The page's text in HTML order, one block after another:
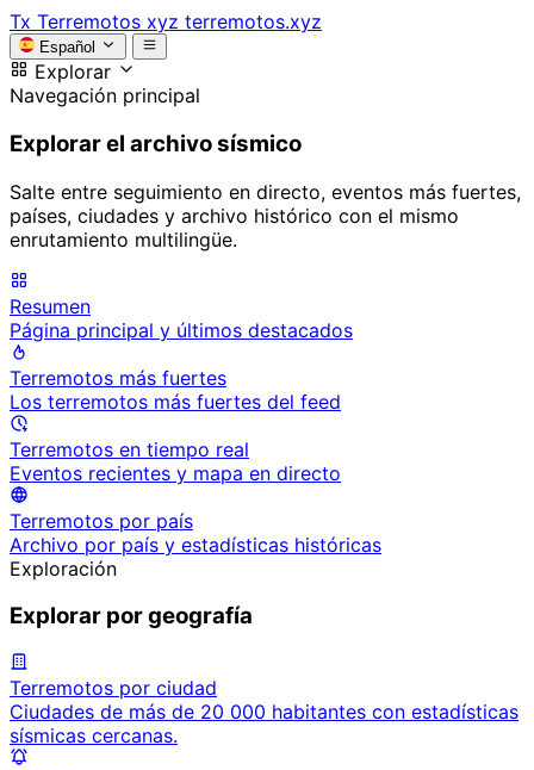
Tx Terremotos xyz terremotos.xyz
Español
Explorar
Navegación principal
Explorar el archivo sísmico
Salte entre seguimiento en directo, eventos más fuertes,
países, ciudades y archivo histórico con el mismo
enrutamiento multilingüe.
Resumen
Página principal y últimos destacados
Terremotos más fuertes
Los terremotos más fuertes del feed
Terremotos en tiempo real
Eventos recientes y mapa en directo
Terremotos por país
Archivo por país y estadísticas históricas
Exploración
Explorar por geografía
Terremotos por ciudad
Ciudades de más de 20 000 habitantes con estadísticas
sísmicas cercanas.